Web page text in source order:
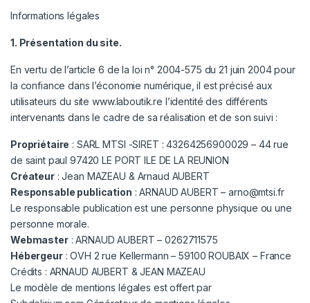
Informations légales
1. Présentation du site.
En vertu de l’article 6 de la loi n° 2004-575 du 21 juin 2004 pour
la confiance dans l’économie numérique, il est précisé aux
utilisateurs du sitewww.laboutik.re l’identité des différents
intervenants dans le cadre de sa réalisation et de son suivi :
Propriétaire : SARL MTSI -SIRET : 43264256900029 – 44 rue
de saint paul 97420 LE PORT ILE DE LA REUNION
Créateur: Jean MAZEAU & Arnaud AUBERT
Responsable publication : ARNAUD AUBERT – arno@mtsi.fr
Le responsable publication est une personne physique ou une
personne morale.
Webmaster: ARNAUD AUBERT – 0262711575
Hébergeur: OVH 2 rue Kellermann – 59100 ROUBAIX – France
Crédits : ARNAUD AUBERT & JEAN MAZEAU
Le modèle de mentions légales est offert par